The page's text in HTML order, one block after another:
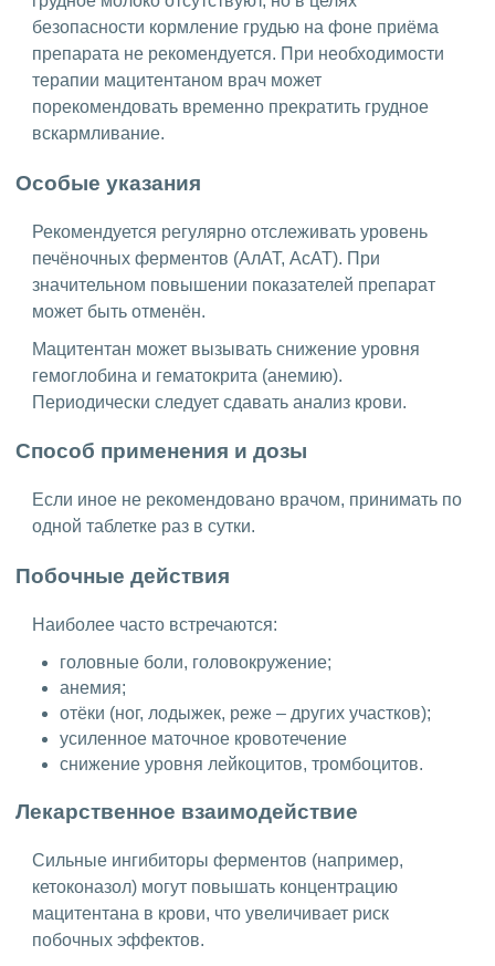
безопасности кормление грудью на фоне приёма
препарата не рекомендуется. При необходимости
терапии мацитентаном врач может
порекомендовать временно прекратить грудное
вскармливание.
Особые указания
Рекомендуется регулярно отслеживать уровень
печёночных ферментов (АлАТ, АсАТ). При
значительном повышении показателей препарат
может быть отменён.
Мацитентан может вызывать снижение уровня
гемоглобина и гематокрита (анемию).
Периодически следует сдавать анализ крови.
Способ применения и дозы
Если иное не рекомендовано врачом, принимать по
одной таблетке раз в сутки.
Побочные действия
Наиболее часто встречаются:
головные боли, головокружение;
анемия;
отёки (ног, лодыжек, реже – других участков);
усиленное маточное кровотечение
снижение уровня лейкоцитов, тромбоцитов.
Лекарственное взаимодействие
Сильные ингибиторы ферментов (например,
кетоконазол) могут повышать концентрацию
мацитентана в крови, что увеличивает риск
побочных эффектов.